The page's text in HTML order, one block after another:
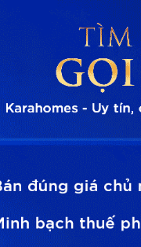
đô thị
hệ
Tây Bắc
Vinhomes
Phường
Bán
Phượng
300m 2